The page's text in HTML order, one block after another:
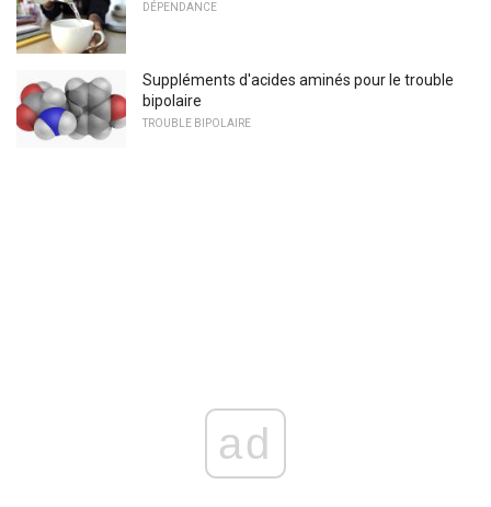
DÉPENDANCE
Suppléments d'acides aminés pour le trouble
bipolaire
TROUBLE BIPOLAIRE
ad